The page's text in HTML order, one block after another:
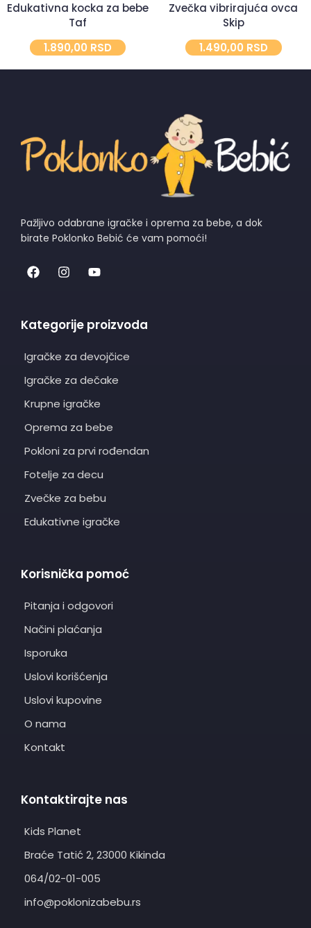
Edukativna kocka za bebe
Taf
1.890,00 RSD
Zvečka vibrirajuća ovca
Skip
1.490,00 RSD
Pažljivo odabrane igračke i oprema za bebe, a dok
birate Poklonko Bebić će vam pomoći!
Kategorije proizvoda
Igračke za devojčice
Igračke za dečake
Krupne igračke
Oprema za bebe
Pokloni za prvi rođendan
Fotelje za decu
Zvečke za bebu
Edukativne igračke
Korisnička pomoć
Pitanja i odgovori
Načini plaćanja
Isporuka
Uslovi korišćenja
Uslovi kupovine
O nama
Kontakt
Kontaktirajte nas
Kids Planet
Braće Tatić 2, 23000 Kikinda
064/02-01-005
info@poklonizabebu.rs